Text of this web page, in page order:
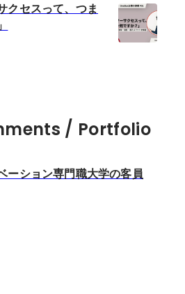
クセスって、つま
/ Portfolio
ーション専門職大学の客員